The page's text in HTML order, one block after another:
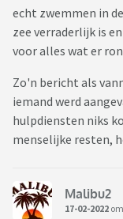
echt zwemmen in
zee verraderlijk is
voor alles wat er
Zo'n bericht als
iemand werd
hulpdiensten niks
menselijke resten,
Malibu2
17-02-2022